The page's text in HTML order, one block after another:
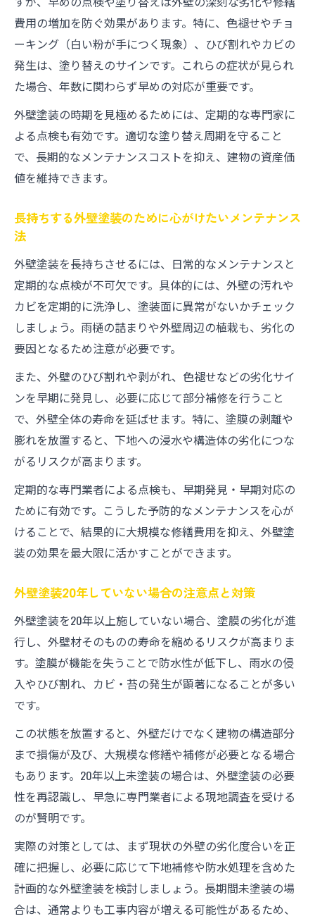
費用の増加を防ぐ効果があります。特に、色褪せやチョ
ーキング（白い粉が手につく現象）、ひび割れやカビの
発生は、塗り替えのサインです。これらの症状が見られ
た場合、年数に関わらず早めの対応が重要です。
外壁塗装の時期を見極めるためには、定期的な専門家に
よる点検も有効です。適切な塗り替え周期を守ること
で、長期的なメンテナンスコストを抑え、建物の資産価
値を維持できます。
長持ちする外壁塗装のために心がけたいメンテナンス
法
外壁塗装を長持ちさせるには、日常的なメンテナンスと
定期的な点検が不可欠です。具体的には、外壁の汚れや
カビを定期的に洗浄し、塗装面に異常がないかチェック
しましょう。雨樋の詰まりや外壁周辺の植栽も、劣化の
要因となるため注意が必要です。
また、外壁のひび割れや剥がれ、色褪せなどの劣化サイ
ンを早期に発見し、必要に応じて部分補修を行うこと
で、外壁全体の寿命を延ばせます。特に、塗膜の剥離や
膨れを放置すると、下地への浸水や構造体の劣化につな
がるリスクが高まります。
定期的な専門業者による点検も、早期発見・早期対応の
ために有効です。こうした予防的なメンテナンスを心が
けることで、結果的に大規模な修繕費用を抑え、外壁塗
装の効果を最大限に活かすことができます。
外壁塗装20年していない場合の注意点と対策
外壁塗装を20年以上施していない場合、塗膜の劣化が進
行し、外壁材そのものの寿命を縮めるリスクが高まりま
す。塗膜が機能を失うことで防水性が低下し、雨水の侵
入やひび割れ、カビ・苔の発生が顕著になることが多い
です。
この状態を放置すると、外壁だけでなく建物の構造部分
まで損傷が及び、大規模な修繕や補修が必要となる場合
もあります。20年以上未塗装の場合は、外壁塗装の必要
性を再認識し、早急に専門業者による現地調査を受ける
のが賢明です。
実際の対策としては、まず現状の外壁の劣化度合いを正
確に把握し、必要に応じて下地補修や防水処理を含めた
計画的な外壁塗装を検討しましょう。長期間未塗装の場
合は、通常よりも工事内容が増える可能性があるため、